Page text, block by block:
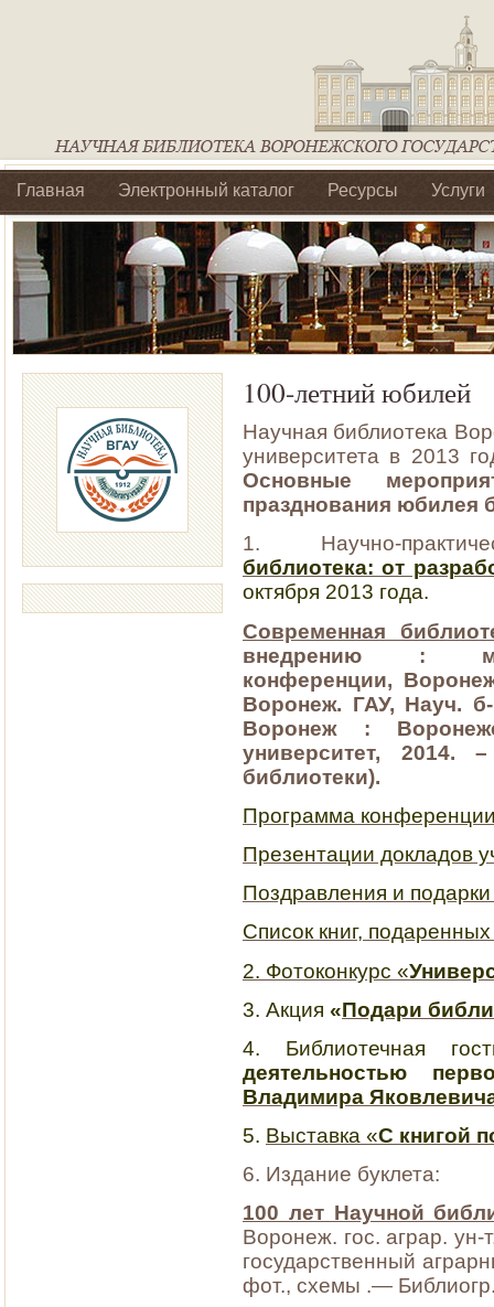
Главная Электронный каталог Ресурсы Услуги
Библиотеки регионального отделения Ассоциации
100-летний юбилей
Научная библиотека
университета в 2013
Основные
празднования юбилея
1. Научно-
библиотека: от
октября 2013 года.
Современная
внедрению :
конференции,
Воронеж. ГАУ, Науч.
Воронеж :
университет,
библиотеки).
Программа
Презентации докладов
Поздравления и
Список книг,
2. Фотоконкурс «
3. Акция «Подари
4. Библиотечная
деятельностью
Владимира
5. Выставка «С книгой
6. Издание буклета:
100 лет Научной
Воронеж. гос. аграр.
государственный
фот., схемы .—